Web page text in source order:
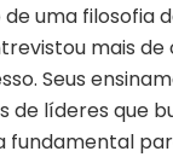
uma filosofia
mais
Seus
de líderes que
fundamental